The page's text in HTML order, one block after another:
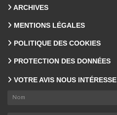
ARCHIVES
MENTIONS LÉGALES
POLITIQUE DES COOKIES
PROTECTION DES DONNÉES
VOTRE AVIS NOUS INTÉRESSE